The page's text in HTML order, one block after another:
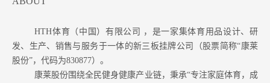
HTH体育（中国）有限公司 ，是一家集体育用品设计、研
发、生产、销售与服务于一体的新三板挂牌公司（股票简称“康莱
股份”，代码为830877）。
康莱股份围绕全民健身健康产业链，秉承“专注家庭体育，成